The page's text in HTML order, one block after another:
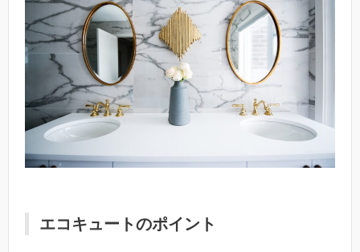
エコキュートのポイント